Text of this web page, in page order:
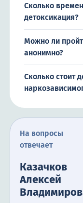
Сколько
детоксикация?
Можно ли
анонимно?
Сколько стоит
На вопросы
отвечает
Казачков
Алексей